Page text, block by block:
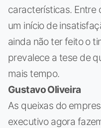
características. Entre
um início de
ainda não ter feito o
prevalece a tese de
mais tempo.
Gustavo Oliveira
As queixas do
executivo agora